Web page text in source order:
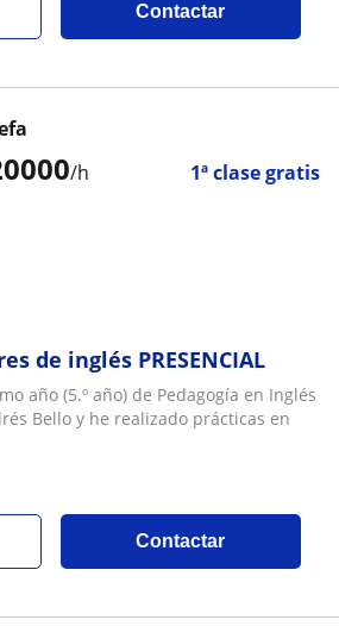
Contactar
/h 1ª clase gratis
de inglés PRESENCIAL
año (5.º año) de Pedagogía en Inglés
Bello y he realizado prácticas en
Contactar